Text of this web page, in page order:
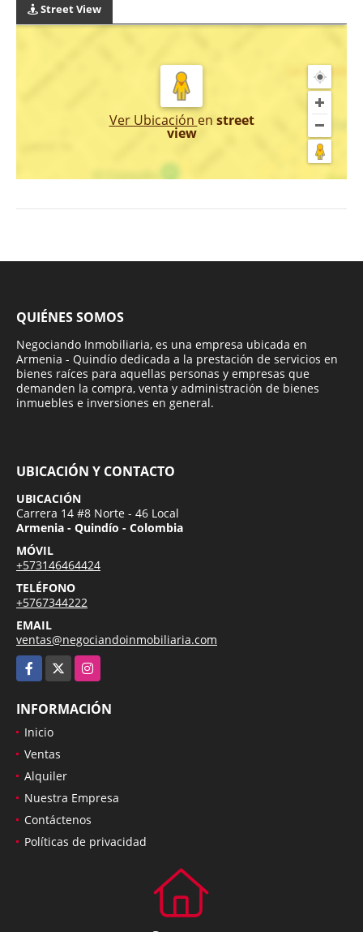
Street View
Ver Ubicación en street
view
QUIÉNES SOMOS
Negociando Inmobiliaria, es una empresa ubicada en
Armenia - Quindío dedicada a la prestación de servicios en
bienes raíces para aquellas personas y empresas que
demanden la compra, venta y administración de bienes
inmuebles e inversiones en general.
UBICACIÓN Y CONTACTO
UBICACIÓN
Carrera 14 #8 Norte - 46 Local
Armenia - Quindío - Colombia
MÓVIL
+573146464424
TELÉFONO
+5767344222
EMAIL
ventas@negociandoinmobiliaria.com
Facebook
Instagram
INFORMACIÓN
Inicio
Ventas
Alquiler
Nuestra Empresa
Contáctenos
Políticas de privacidad